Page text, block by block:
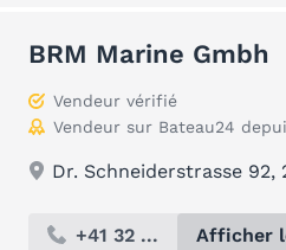
BRM Marine Gmbh
Vendeur vérifié
Vendeur sur Bateau24
Dr. Schneiderstrasse 92,
+41 32 ... Afficher